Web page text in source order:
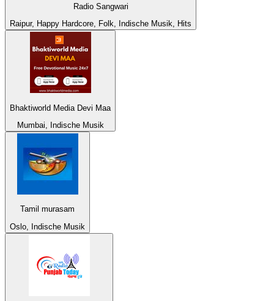
Radio Sangwari
Raipur, Happy Hardcore, Folk, Indische Musik, Hits
Bhaktiworld Media Devi Maa
Mumbai, Indische Musik
Tamil murasam
Oslo, Indische Musik